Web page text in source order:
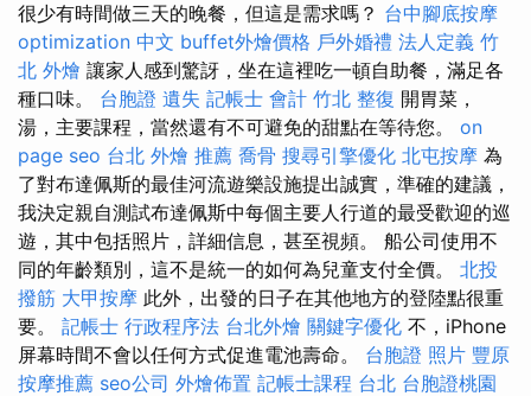
很少有時間做三天的晚餐，但這是需求嗎？ 台中腳底按摩
optimization 中文 buffet外燴價格 戶外婚禮 法人定義 竹
北 外燴 讓家人感到驚訝，坐在這裡吃一頓自助餐，滿足各
種口味。 台胞證 遺失 記帳士 會計 竹北 整復 開胃菜，
湯，主要課程，當然還有不可避免的甜點在等待您。 on
page seo 台北 外燴 推薦 喬骨 搜尋引擎優化 北屯按摩 為
了對布達佩斯的最佳河流遊樂設施提出誠實，準確的建議，
我決定親自測試布達佩斯中每個主要人行道的最受歡迎的巡
遊，其中包括照片，詳細信息，甚至視頻。 船公司使用不
同的年齡類別，這不是統一的如何為兒童支付全價。 北投
撥筋 大甲按摩 此外，出發的日子在其他地方的登陸點很重
要。 記帳士 行政程序法 台北外燴 關鍵字優化 不，iPhone
屏幕時間不會以任何方式促進電池壽命。 台胞證 照片 豐原
按摩推薦 seo公司 外燴佈置 記帳士課程 台北 台胞證桃園